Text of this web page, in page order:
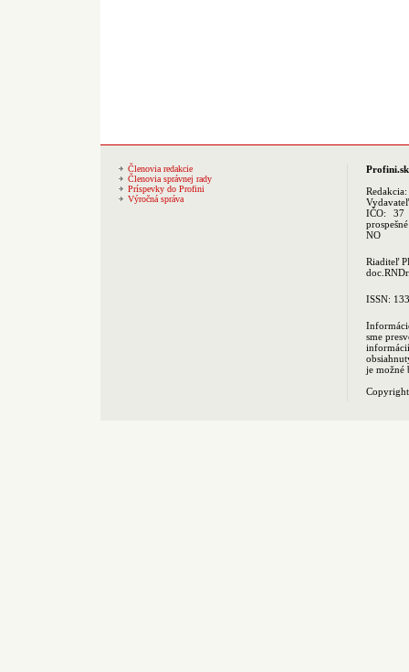
Členovia redakcie
Členovia správnej rady
Príspevky do Profini
Výročná správa
Profini.sk
Redakcia:
IČO: 37
NO
Riaditeľ
ISSN:
sme
je možné